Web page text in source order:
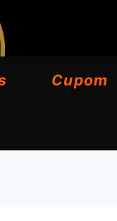
Cupom